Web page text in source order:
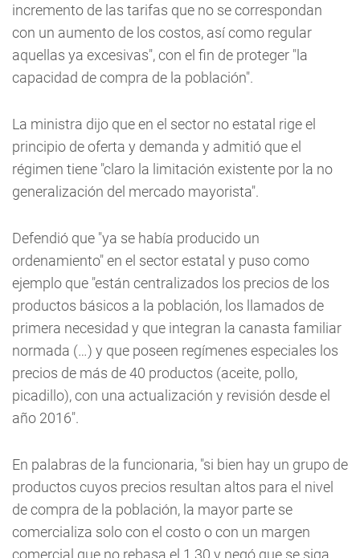
incremento de las tarifas que no se correspondan
con un aumento de los costos, así como regular
aquellas ya excesivas", con el fin de proteger "la
capacidad de compra de la población".
La ministra dijo que en el sector no estatal rige el
principio de oferta y demanda y admitió que el
régimen tiene "claro la limitación existente por la no
generalización del mercado mayorista".
Defendió que "ya se había producido un
ordenamiento" en el sector estatal y puso como
ejemplo que "están centralizados los precios de los
productos básicos a la población, los llamados de
primera necesidad y que integran la canasta familiar
normada (…) y que poseen regímenes especiales los
precios de más de 40 productos (aceite, pollo,
picadillo), con una actualización y revisión desde el
año 2016".
En palabras de la funcionaria, "si bien hay un grupo de
productos cuyos precios resultan altos para el nivel
de compra de la población, la mayor parte se
comercializa solo con el costo o con un margen
comercial que no rebasa el 1.30 y negó que se siga